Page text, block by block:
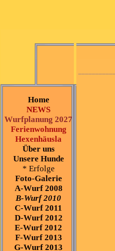
Home
NEWS
Wurfplanung 2027
Ferienwohnung
Hexenhäusla
Über uns
Unsere Hunde
* Erfolge
Foto-Galerie
A-Wurf 2008
B-Wurf 2010
C-Wurf 2011
D-Wurf 2012
E-Wurf 2012
F-Wurf 2013
G-Wurf 2013